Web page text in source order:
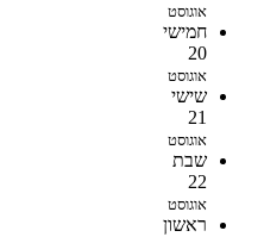
אוגוסט
חמישי
20
אוגוסט
שישי
21
אוגוסט
שבת
22
אוגוסט
ראשון